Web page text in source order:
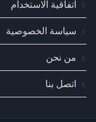
اتفاقية الاستخدام
سياسة الخصوصية
من نحن
اتصل بنا